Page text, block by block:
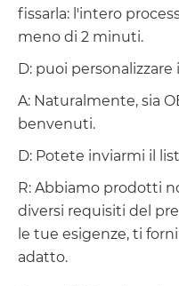
fissarla: l'intero
meno di 2 minuti.
D: puoi
A: Naturalmente, sia
benvenuti.
D: Potete inviarmi il
R: Abbiamo prodotti
diversi requisiti del
le tue esigenze, ti
adatto.